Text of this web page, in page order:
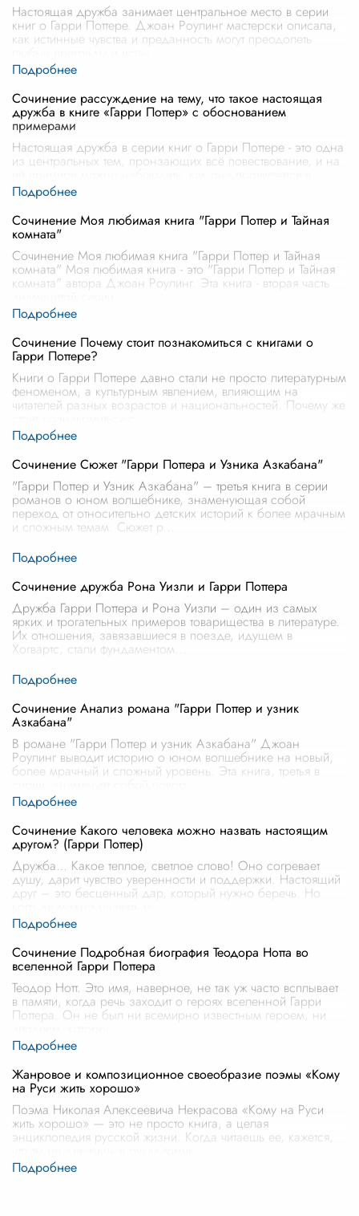
Настоящая дружба занимает центральное место в серии
книг о Гарри Поттере. Джоан Роулинг мастерски описала,
как истинные чувства и преданность могут преодолеть
Сочинение рассуждение на тему, что такое настоящая
дружба в книге «Гарри Поттер» с обоснованием
примерами
Настоящая дружба в серии книг о Гарри Поттере - это одна
из центральных тем, пронзающих всё повествование, и на
различных обстояте
Сочинение Моя любимая книга "Гарри Поттер и Тайная
комната"
Сочинение Моя любимая книга "Гарри Поттер и Тайная
комната" Моя любимая книга - это "Гарри Поттер и Тайная
комната" автора Джоан Роулинг. Эта книга - вторая часть
Сочинение Почему стоит познакомиться с книгами о
Гарри Поттере?
Книги о Гарри Поттере давно стали не просто литературным
феноменом, а культурным явлением, влияющим на
читателей разных возрастов и национальностей. Почему же
Сочинение Сюжет "Гарри Поттера и Узника Азкабана"
"Гарри Поттер и Узник Азкабана" – третья книга в серии
романов о юном волшебнике, знаменующая собой
переход от относительно детских историй к более мрачным
и сложным темам. Сюжет р
Сочинение дружба Рона Уизли и Гарри Поттера
Дружба Гарри Поттера и Рона Уизли – один из самых
ярких и трогательных примеров товарищества в литературе.
Их отношения, завязавшиеся в поезде, идущем в
Хогвартс, стали фундаментом
Сочинение Анализ романа "Гарри Поттер и узник
Азкабана"
В романе "Гарри Поттер и узник Азкабана" Джоан
Роулинг выводит историю о юном волшебнике на новый,
более мрачный и сложный уровень. Эта книга, третья в
Сочинение Какого человека можно назвать настоящим
другом? (Гарри Поттер)
Дружба… Какое теплое, светлое слово! Оно согревает
душу, дарит чувство уверенности и поддержки. Настоящий
друг – это бесценный дар, который нужно беречь. Но
Сочинение Подробная биография Теодора Нотта во
вселенной Гарри Поттера
Теодор Нотт. Это имя, наверное, не так уж часто всплывает
в памяти, когда речь заходит о героях вселенной Гарри
Поттера. Он не был ни всемирно известным героем, ни
Жанровое и композиционное своеобразие поэмы «Кому
на Руси жить хорошо»
Поэма Николая Алексеевича Некрасова «Кому на Руси
жить хорошо» — это не просто книга, а целая
энциклопедия русской жизни. Когда читаешь ее, кажется,